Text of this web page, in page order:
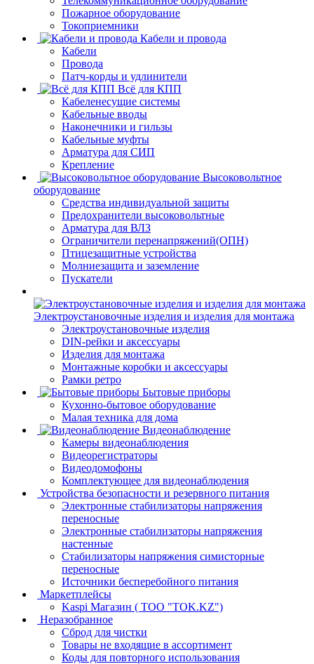
Пожарное оборудование
Токоприемники
Кабели и провода
Кабели
Провода
Патч-корды и удлинители
Всё для КПП
Кабеленесущие системы
Кабельные вводы
Наконечники и гильзы
Кабельные муфты
Арматура для СИП
Крепление
Высоковольтное
оборудование
Средства индивидуальной защиты
Предохранители высоковольтные
Арматура для ВЛЗ
Ограничители перенапряжений(ОПН)
Птицезащитные устройства
Молниезащита и заземление
Пускатели
Электроустановочные изделия и изделия для монтажа
Электроустановочные изделия
DIN-рейки и аксессуары
Изделия для монтажа
Монтажные коробки и аксессуары
Рамки ретро
Бытовые приборы
Кухонно-бытовое оборудование
Малая техника для дома
Видеонаблюдение
Камеры видеонаблюдения
Видеорегистраторы
Видеодомофоны
Комплектующее для видеонаблюдения
Устройства безопасности и резервного питания
Электронные стабилизаторы напряжения
переносные
Электронные стабилизаторы напряжения
настенные
Стабилизаторы напряжения симисторные
переносные
Источники бесперебойного питания
Маркетплейсы
Kaspi Магазин ( ТОО "TOK.KZ")
Неразобранное
Сброд для чистки
Товары не входящие в ассортимент
Коды для повторного использования